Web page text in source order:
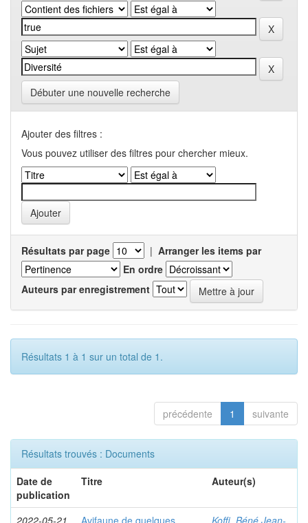
Débuter une nouvelle recherche
Ajouter des filtres :
Vous pouvez utiliser des filtres pour chercher mieux.
Résultats par page | Arranger les items par
En ordre
Auteurs par enregistrement
Résultats 1 à 1 sur un total de 1.
précédente 1 suivante
Résultats trouvés : Documents
Date de
publication
Titre Auteur(s)
2022-05-21
Avifaune de quelques
Koffi, Béné Jean-